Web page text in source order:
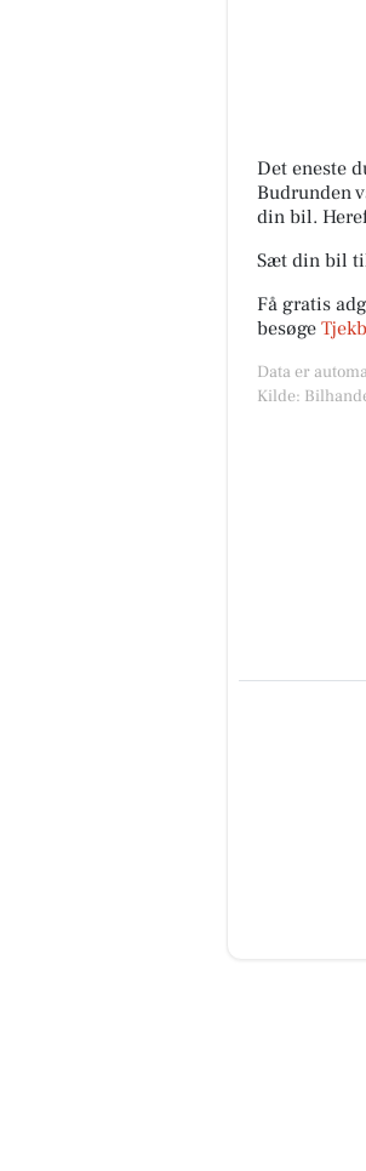
Det eneste
Budrunden
din bil.
Sæt din bil
Få gratis
besøge
Data er
Kilde: